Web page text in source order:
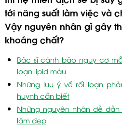
tới năng suất làm việc và
Vậy nguyên nhân gì gây
khoáng chất?
Bác sĩ cảnh báo nguy cơ
loạn lipid máu
Những lưu ý về rối loạn
huynh cần biết
Những nguyên nhân dễ
làm đẹp